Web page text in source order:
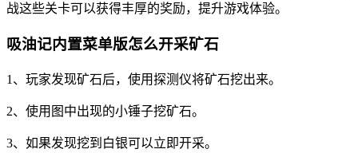
战这些关卡可以获得丰厚的奖励，提升游戏体验。
吸油记内置菜单版怎么开采矿石
1、玩家发现矿石后，使用探测仪将矿石挖出来。
2、使用图中出现的小锤子挖矿石。
3、如果发现挖到白银可以立即开采。